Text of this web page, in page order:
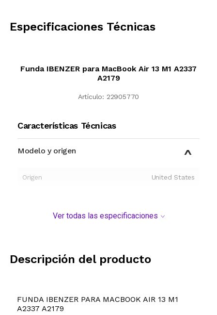
Especificaciones Técnicas
Funda IBENZER para MacBook Air 13 M1 A2337
A2179
Artículo: 22905770
Características Técnicas
Modelo y origen
Origen United States
Ver todas las especificaciones
Descripción del producto
FUNDA IBENZER PARA MACBOOK AIR 13 M1
A2337 A2179